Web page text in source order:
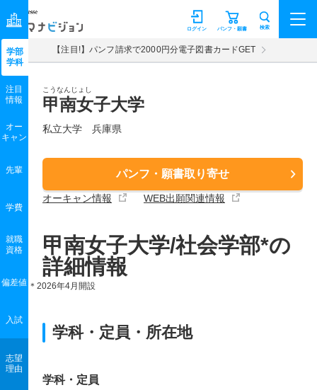
マナビジョン パンフ・願書
ログイン 検索
【注目!】パンフ請求で2000円分電子図書カードGET
こうなんじょし
甲南女子大学
私立大学 兵庫県
パンフ・願書取り寄せ
オーキャン情報 WEB出願関連情報
学部
学科
注目
情報
オー
キャン
先輩
学費
就職
資格
偏差値
入試
志望
理由
甲南女子大学/社会学部*の
詳細情報
＊2026年4月開設
学科・定員・所在地
学科・定員